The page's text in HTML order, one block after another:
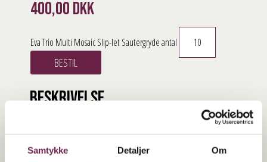
Samtykke Detaljer Om
400,00DKK
Eva Trio Multi Mosaic Slip-let Sautergryde antal
BESTIL
Beskrivelse
uundværlig allround sautergryde med banebrydende keramisk